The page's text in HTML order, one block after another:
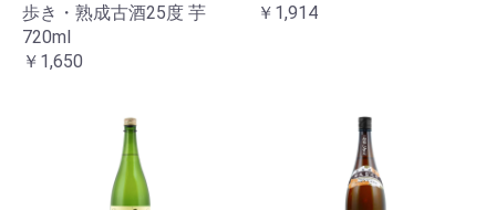
歩き・熟成古酒25度 芋
720ml
￥1,650
￥1,914